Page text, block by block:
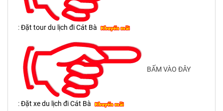
:Đặt tour du lịch đi Cát Bà
BẤM VÀO ĐÂY
:Đặt xe du lịch đi Cát Bà